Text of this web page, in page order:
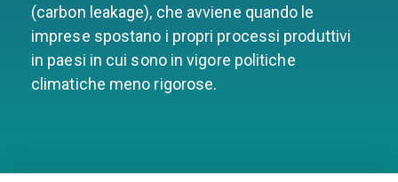
(carbon leakage), che avviene quando le
imprese spostano i propri processi produttivi
in ​​paesi in cui sono in vigore politiche
climatiche meno rigorose.